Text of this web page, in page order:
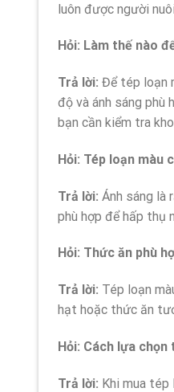
luôn được người
Hỏi: Làm thế nào
Trả lời: Để tép loạn
độ và ánh sáng phù
bạn cần kiểm tra
Hỏi: Tép loạn màu
Trả lời: Ánh sáng là
phù hợp để hấp thụ
Hỏi: Thức ăn phù
Trả lời: Tép loạn
hạt hoặc thức ăn
Hỏi: Cách lựa
Trả lời: Khi mua tép